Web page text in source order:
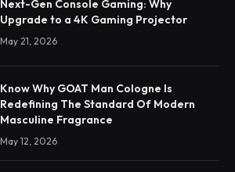
Next-Gen Console Gaming: Why
Upgrade to a 4K Gaming Projector
May 21, 2026
Know Why GOAT Man Cologne Is
Redefining The Standard Of Modern
Masculine Fragrance
May 12, 2026